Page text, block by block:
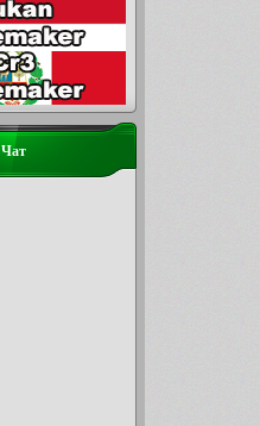
Чат